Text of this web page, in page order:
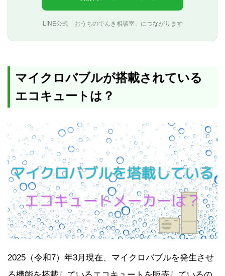
LINE公式「おうちのでんき相談室」につながります
マイクロバブルが搭載されている
エコキュートは？
2025（令和7）年3月現在、マイクロバブルを発生させ